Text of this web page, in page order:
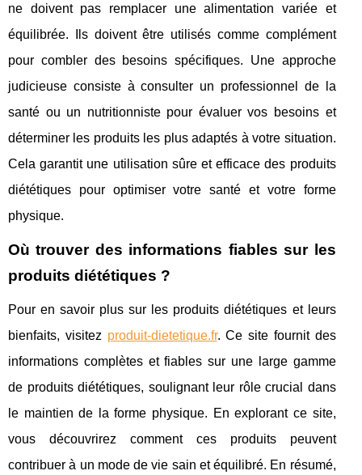
ne doivent pas remplacer une alimentation variée et
équilibrée. Ils doivent être utilisés comme complément
pour combler des besoins spécifiques. Une approche
judicieuse consiste à consulter un professionnel de la
santé ou un nutritionniste pour évaluer vos besoins et
déterminer les produits les plus adaptés à votre situation.
Cela garantit une utilisation sûre et efficace des produits
diététiques pour optimiser votre santé et votre forme
physique.
Où trouver des informations fiables sur les
produits diététiques ?
Pour en savoir plus sur les produits diététiques et leurs
bienfaits, visitez produit-dietetique.fr. Ce site fournit des
informations complètes et fiables sur une large gamme
de produits diététiques, soulignant leur rôle crucial dans
le maintien de la forme physique. En explorant ce site,
vous découvrirez comment ces produits peuvent
contribuer à un mode de vie sain et équilibré. En résumé,